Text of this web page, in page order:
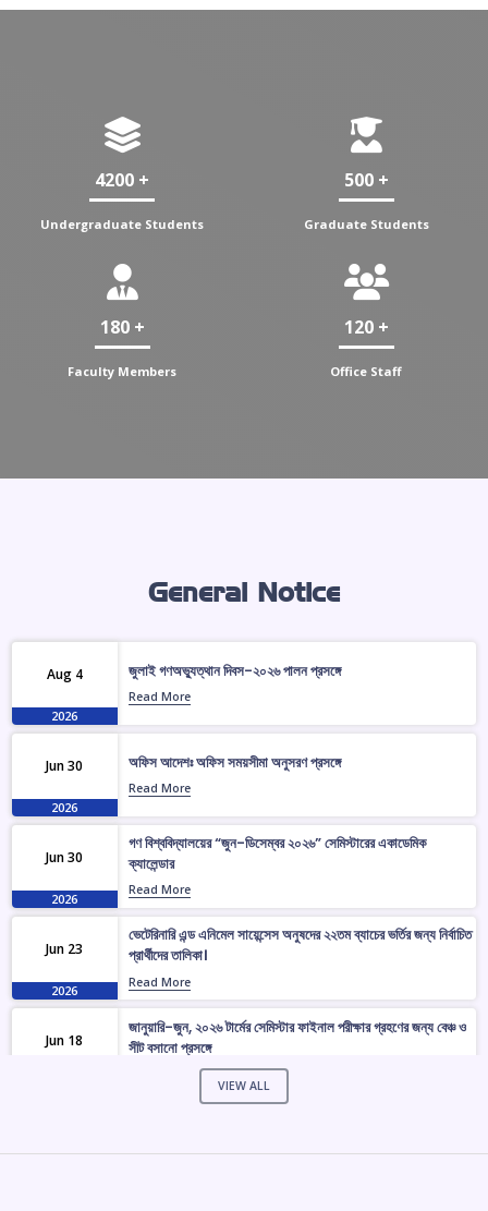
4200 +
Undergraduate Students
500 +
Graduate Students
180 +
Faculty Members
120 +
Office Staff
General Notice
Aug 4
2026
জুলাই গণঅভ্যুত্থান দিবস-২০২৬ পালন প্রসঙ্গে
Read More
Jun 30
2026
অফিস আদেশঃ অফিস সময়সীমা অনুসরণ প্রসঙ্গে
Read More
Jun 30
2026
গণ বিশ্ববিদ্যালয়ের “জুন-ডিসেম্বর ২০২৬” সেমিস্টারের একাডেমিক
ক্যালেন্ডার
Read More
Jun 23
2026
ভেটেরিনারি এন্ড এনিমেল সায়েন্সেস অনুষদের ২২তম ব্যাচের ভর্তির জন্য নির্বাচিত
প্রার্থীদের তালিকা।
Read More
Jun 18
জানুয়ারি-জুন, ২০২৬ টার্মের সেমিস্টার ফাইনাল পরীক্ষার গ্রহণের জন্য বেঞ্চ ও
সীট বসানো প্রসঙ্গে
VIEW ALL